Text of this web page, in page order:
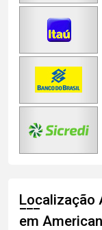
Localização
em